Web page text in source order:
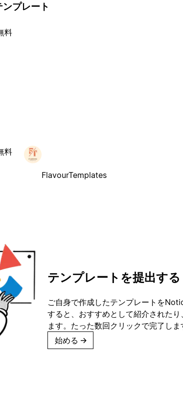
プレート
料
料
FlavourTemplates
テンプレートを提出する
ご自身で作成したテンプレートを
すると、おすすめとして紹介された
ます。たった数回クリックで完了しま
始める →